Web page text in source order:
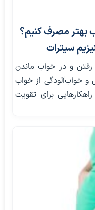
بهتر مصرف کنیم؟
سیترات
رفتن و در خواب ماندن
خواب‌آلودگی از خواب
برای تقویت